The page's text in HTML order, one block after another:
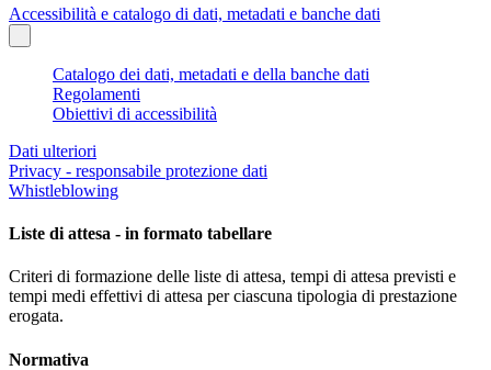
Accessibilità e catalogo di dati, metadati e banche dati
Catalogo dei dati, metadati e della banche dati
Regolamenti
Obiettivi di accessibilità
Dati ulteriori
Privacy - responsabile protezione dati
Whistleblowing
Liste di attesa - in formato tabellare
Criteri di formazione delle liste di attesa, tempi di attesa previsti e
tempi medi effettivi di attesa per ciascuna tipologia di prestazione
erogata.
Normativa